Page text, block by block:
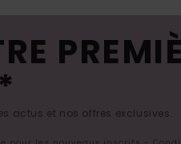
actus et nos offres exclusives.